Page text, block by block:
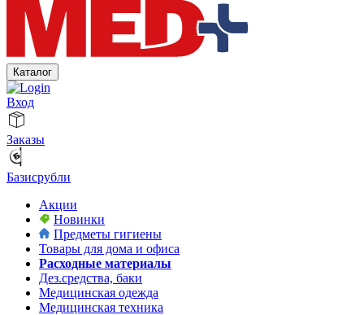
Каталог
Вход
Заказы
Базисрубли
Акции
Новинки
Предметы гигиены
Товары для дома и офиса
Расходные материалы
Дез.средства, баки
Медицинская одежда
Медицинская техника